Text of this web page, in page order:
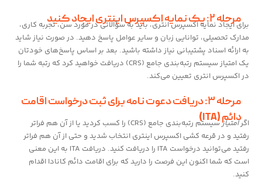
مرحله ۲: یک نمایه اکسپرس اینتری ایجاد کنید
برای ایجاد نمایه اکسپرس انتری، باید به سؤالاتی در مورد سن، تجربه کاری،
مدارک تحصیلی، توانایی زبان و سایر عوامل پاسخ دهید. در صورت نیاز شاید
به ارائه اسناد پشتیبانی نیاز داشته باشید. بعد بر اساس پاسخ‌های خودتان
یک امتیاز سیستم رتبه‌بندی جامع (CRS) دریافت خواهید کرد که رتبه شما را
در اکسپرس انتری تعیین می‌کند.
مرحله ۳: دریافت دعوت نامه برای ثبت درخواست اقامت
دائم (ITA)اگرامتیاز سیستم رتبه‌بندی جامع (CRS
) را کسب کردید یا از آن هم فراتر
رفتید و در قرعه کشی اکسپرس اینتری انتخاب شدید و حتی از آن هم فراتر
رفتید می‌توانید درخواست ITA را دریافت کنید. دریافت ITA به این معنی
است که شما اکنون این فرصت را دارید که برای اقامت دائم کانادا اقدام
کنید.